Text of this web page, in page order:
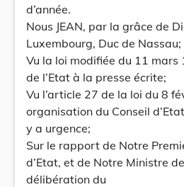
d’année.
Nous JEAN, par la grâce de
Luxembourg, Duc de Nassau;
Vu la loi modifiée du 11 mars
de l’Etat à la presse écrite;
Vu l’article 27 de la loi du 8
organisation du Conseil
y a urgence;
Sur le rapport de Notre
d’Etat, et de Notre Ministre
délibération du